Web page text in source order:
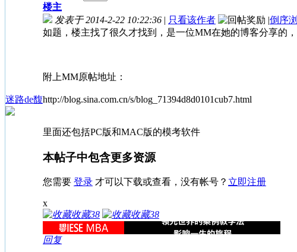
迷路de馥
楼主
发表于 2014-2-22 10:22:36 | 只看该作者 |倒序
如题，楼主找了很久才找到，是一位MM在她的博客分享的
附上MM原帖地址：
http://blog.sina.com.cn/s/blog_71394d8d0101cub7.html
里面还包括PC版和MAC版的模考软件
本帖子中包含更多资源
您需要 登录 才可以下载或查看，没有帐号？ 立即注册
x
收藏38 收藏38
回复